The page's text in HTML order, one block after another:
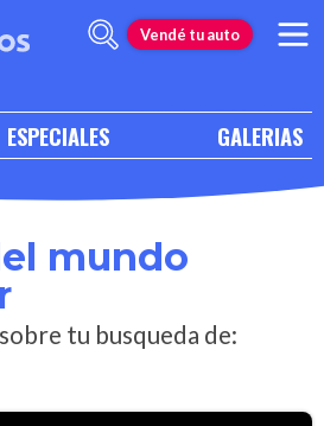
Vendé tu auto
ESPECIALES GALERIAS
mundo
tu busqueda de: